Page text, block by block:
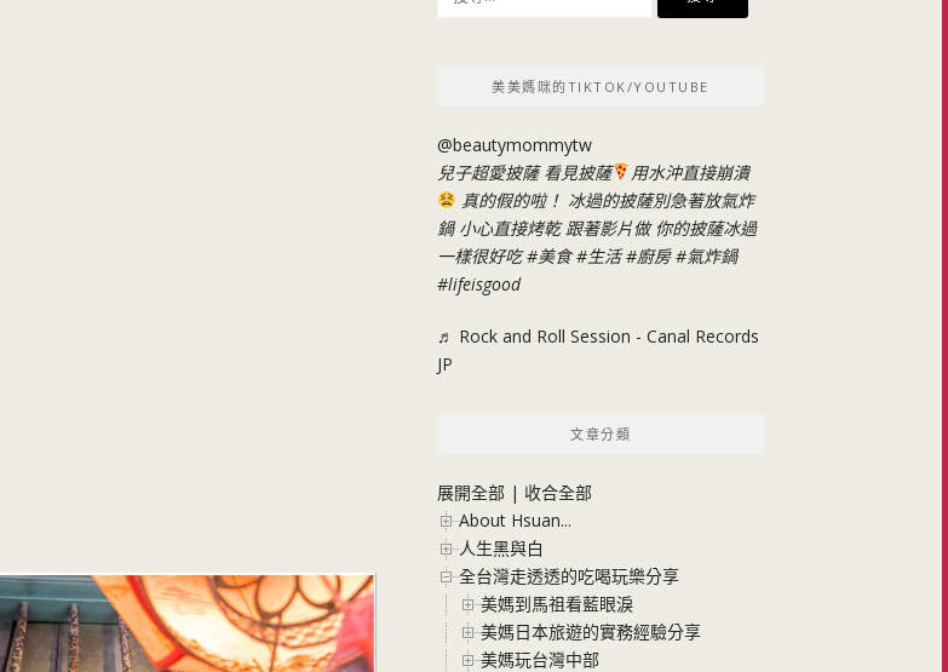
尋
美美媽咪的TIKTOK/YOUTUBE
@beautymommytw
兒子超愛披薩 看見披薩
用水沖直接崩潰
真的假的啦！ 冰過的披薩別急著放氣炸
鍋 小心直接烤乾 跟著影片做 你的披薩冰過
一樣很好吃#美食 #生活 #廚房 #氣炸鍋
#lifeisgood
♬ Rock and Roll Session - Canal Records
JP
文章分類
展開全部 | 收合全部
About Hsuan...
人生黑與白
全台灣走透透的吃喝玩樂分享
美媽到馬祖看藍眼淚
美媽日本旅遊的實務經驗分享
美媽玩台灣中部